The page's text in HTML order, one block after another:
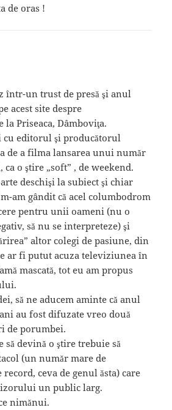
de oras !
într-un trust de presă şi anul
acest site despre
Priseaca, Dâmboviţa.
cu editorul şi producătorul
de a filma lansarea unui număr
o ştire „soft” , de weekend.
deschişi la subiect şi chiar
am gândit că acel columbodrom
pentru unii oameni (nu o
să nu se interpreteze) şi
altor colegi de pasiune, din
ar fi putut acuza televiziunea în
mascată, tot eu am propus
să ne aducem aminte că anul
au fost difuzate vreo două
de porumbei.
să devină o ştire trebuie să
(un număr mare de
ceva de genul ăsta) care
un public larg.
nimănui.